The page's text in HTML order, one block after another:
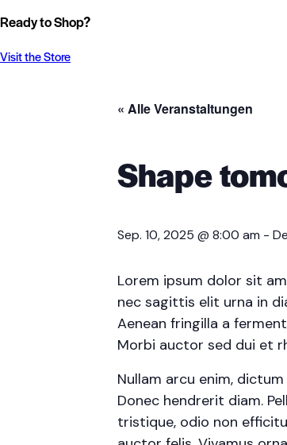
Ready to Shop?
Visit the Store
« Alle Veranstaltungen
Shape
Sep. 10, 2025 @ 8:00 am -
Lorem ipsum dolor sit
nec sagittis elit urna in
Aenean fringilla a
Morbi auctor sed dui et
Nullam arcu enim,
Donec hendrerit diam.
tristique, odio non